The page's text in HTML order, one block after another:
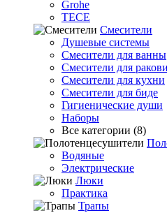
Grohe
TECE
Смесители
Душевые системы
Смесители для ванны
Смесители для
Смесители для кухни
Смесители для биде
Гигиенические души
Наборы
Все категории (8)
Водяные
Электрические
Люки
Практика
Трапы